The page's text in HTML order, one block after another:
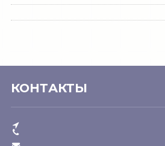
КОНТАКТЫ